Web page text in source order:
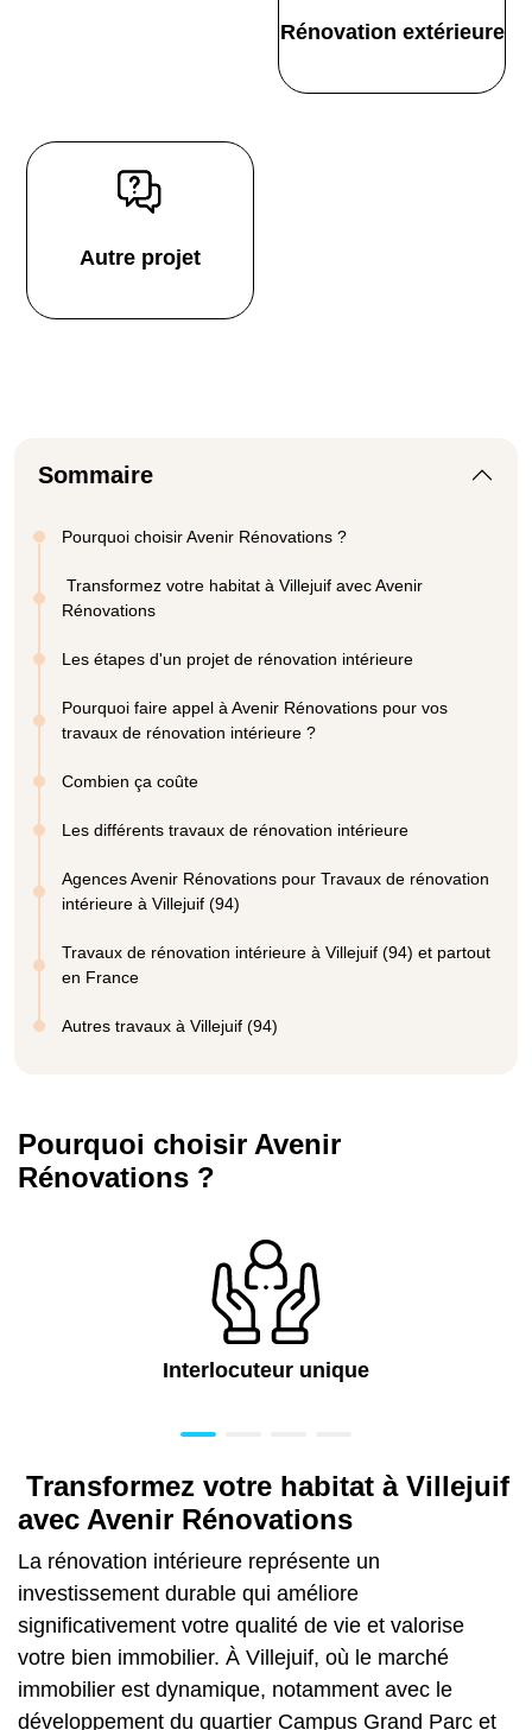
Rénovation extérieure
Autre projet
Sommaire
Pourquoi choisir Avenir Rénovations ?
Transformez votre habitat à Villejuif avec Avenir
Rénovations
Les étapes d'un projet de rénovation intérieure
Pourquoi faire appel à Avenir Rénovations pour vos
travaux de rénovation intérieure ?
Combien ça coûte
Les différents travaux de rénovation intérieure
Agences Avenir Rénovations pour Travaux de rénovation
intérieure à Villejuif (94)
Travaux de rénovation intérieure à Villejuif (94) et partout
en France
Autres travaux à Villejuif (94)
Pourquoi choisir Avenir
Rénovations ?
Interlocuteur unique
Transformez votre habitat à Villejuif
avec Avenir Rénovations
La rénovation intérieure représente un
investissement durable qui améliore
significativement votre qualité de vie et valorise
votre bien immobilier. À Villejuif, où le marché
immobilier est dynamique, notamment avec le
développement du quartier Campus Grand Parc et